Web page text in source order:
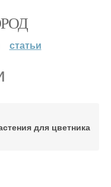
статьи
для цветника